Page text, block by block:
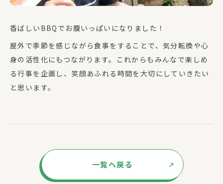
香ばしいBBQでお腹いっぱいになりました！
屋外で季節を感じながら食事をすることで、気分転換や心
身の活性化にもつながります。これからもみんなで楽しめ
る行事を企画し、笑顔あふれる時間を大切にしていきたい
と思います。
一覧へ戻る